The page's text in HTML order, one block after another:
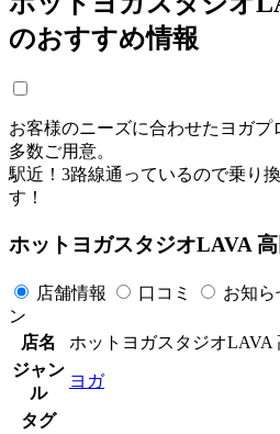
のおすすめ情報
お客様のニーズに合わせたヨガ
多数ご用意。
駅近！3路線通っているので乗り
す！
ホットヨガスタジオLAVA
店舗情報 口コミ お知ら
ン
店名
ホットヨガスタジオLAVA
ジャン
ル
ヨガ
タグ